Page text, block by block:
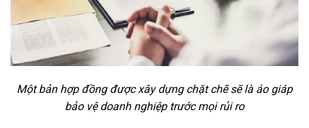
Một bản hợp đồng được xây dựng chặt chẽ sẽ là áo giáp
bảo vệ doanh nghiệp trước mọi rủi ro